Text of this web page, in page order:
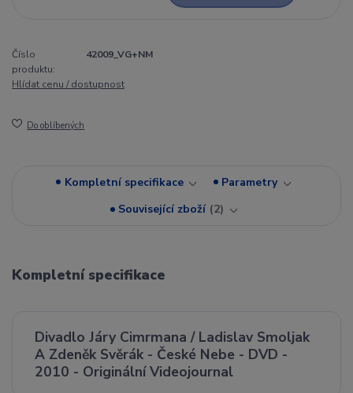
Číslo
produktu:
42009_VG+NM
Hlídat cenu / dostupnost
Do oblíbených
Kompletní specifikace
Parametry
Související zboží 2
Kompletní specifikace
Divadlo Járy Cimrmana / Ladislav Smoljak
A Zdeněk Svěrák - České Nebe - DVD -
2010 - Originální Videojournal